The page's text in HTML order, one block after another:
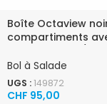
Boîte Octaview
compartiments
Bol à Salade
UGS :149872
CHF 95,00